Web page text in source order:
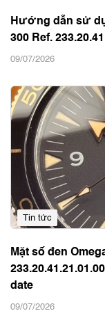
Hướng dẫn sử
300 Ref.
09/07/2026
Tin tức
Mặt số đen
date
09/07/2026